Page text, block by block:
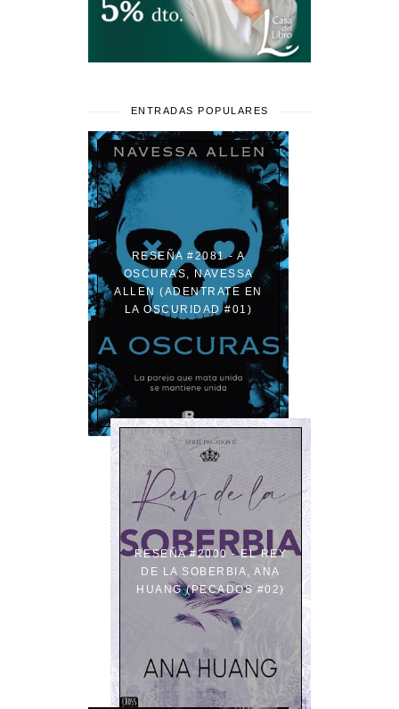
ENTRADAS POPULARES
RESEÑA #2081 - A
OSCURAS, NAVESSA
ALLEN (ADENTRATE EN
LA OSCURIDAD #01)
RESEÑA #2000 - EL REY
DE LA SOBERBIA, ANA
HUANG (PECADOS #02)